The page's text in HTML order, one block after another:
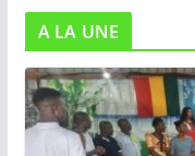
A LA UNE